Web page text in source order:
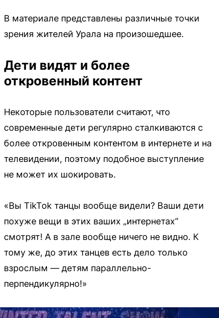
В материале представлены различные точки
зрения жителей Урала на произошедшее.
Дети видят и более
откровенный контент
Некоторые пользователи считают, что
современные дети регулярно сталкиваются с
более откровенным контентом в интернете и на
телевидении, поэтому подобное выступление
не может их шокировать.
«Вы TikTok танцы вообще видели? Ваши дети
похуже вещи в этих ваших „интернетах“
смотрят! А в зале вообще ничего не видно. К
тому же, до этих танцев есть дело только
взрослым — детям параллельно-
перпендикулярно!»